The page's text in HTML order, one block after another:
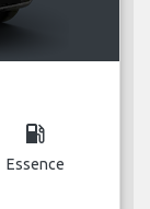
local_gas_station
Essence